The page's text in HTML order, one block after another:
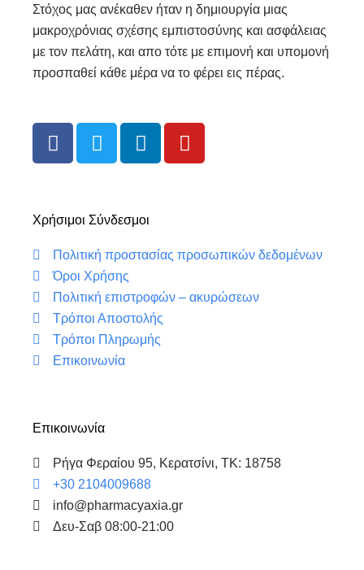
Στόχος μας ανέκαθεν ήταν η δημιουργία μιας
μακροχρόνιας σχέσης εμπιστοσύνης και ασφάλειας
με τον πελάτη, και απο τότε με επιμονή και υπομονή
προσπαθεί κάθε μέρα να το φέρει εις πέρας.
F
a
b
o
o
k
T
w
t
r
L
i
e
i
Y
o
e
Χρήσιμοι Σύνδεσμοι
Πολιτική προστασίας προσωπικών δεδομένων
Όροι Χρήσης
Πολιτική επιστροφών – ακυρώσεων
Τρόποι Αποστολής
Τρόποι Πληρωμής
Επικοινωνία
Επικοινωνία
Ρήγα Φεραίου 95, Κερατσίνι, ΤΚ: 18758
+30 2104009688
info@pharmacyaxia.gr
Δευ-Σαβ 08:00-21:00